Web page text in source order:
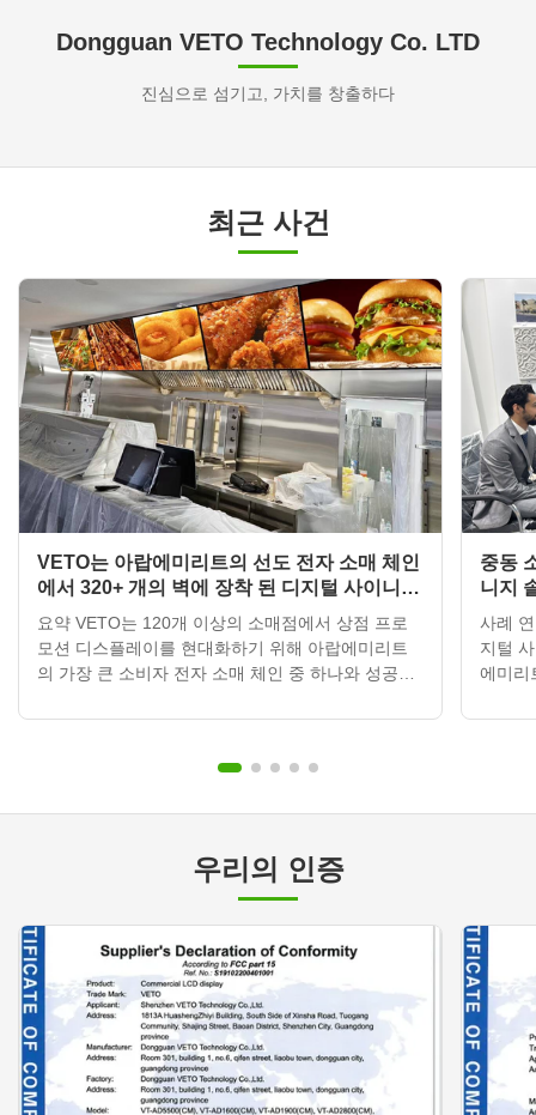
Dongguan VETO Technology Co. LTD
진심으로 섬기고, 가치를 창출하다
최근 사건
VETO는 아랍에미리트의 선도 전자 소매 체인
에서 320+ 개의 벽에 장착 된 디지털 사이니지
디스플레이를 배포합니다.
요약 VETO는 120개 이상의 소매점에서 상점 프로
모션 디스플레이를 현대화하기 위해 아랍에미리트
의 가장 큰 소비자 전자 소매 체인 중 하나와 성공적
관리 시스템과 통합된 320개 이상의 벽에 장착된 디
케팅 활동을 변화시켰고, 홍보 업데이트 시간을 3~5
동 전역에 120개 이상의 매장 프...
중동
니지
사례
지털
에미리
비용이
우리의 인증